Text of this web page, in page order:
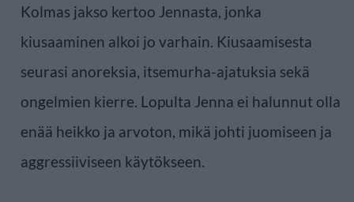
Kolmas jakso kertoo Jennasta, jonka
kiusaaminen alkoi jo varhain. Kiusaamisesta
seurasi anoreksia, itsemurha-ajatuksia sekä
ongelmien kierre. Lopulta Jenna ei halunnut olla
enää heikko ja arvoton, mikä johti juomiseen ja
aggressiiviseen käytökseen.